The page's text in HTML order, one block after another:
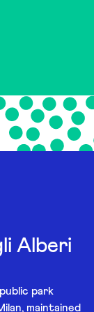
Alberi
park
maintained